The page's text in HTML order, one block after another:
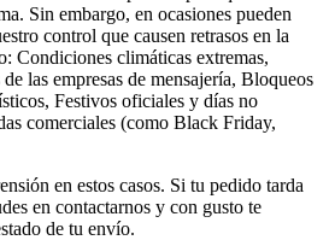
Sin embargo, en ocasiones pueden
control que causen retrasos en la
Condiciones climáticas extremas,
las empresas de mensajería, Bloqueos
Festivos oficiales y días no
comerciales (como Black Friday,
en estos casos. Si tu pedido tarda
en contactarnos y con gusto te
de tu envío.